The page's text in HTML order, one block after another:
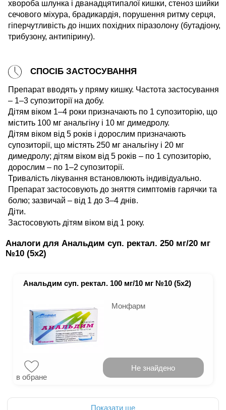
хвороба шлунка і дванадцятипалої кишки, стеноз шийки
сечового міхура, брадикардія, порушення ритму серця,
гіперчутливість до інших похідних піразолону (бутадіону,
трибузону, антипірину).
СПОСІБ ЗАСТОСУВАННЯ
Препарат вводять у пряму кишку. Частота застосування
– 1–3 супозиторії на добу.
Дітям віком 1–4 роки призначають по 1 супозиторію, що
містить 100 мг анальгіну і 10 мг димедролу.
Дітям віком від 5 років і дорослим призначають
супозиторії, що містять 250 мг анальгіну і 20 мг
димедролу; дітям віком від 5 років – по 1 супозиторію,
дорослим – по 1–2 супозиторії.
Тривалість лікування встановлюють індивідуально.
Препарат застосовують до зняття симптомів гарячки та
болю; зазвичай – від 1 до 3–4 днів.
Діти.
Застосовують дітям віком від 1 року.
Аналоги для Анальдим суп. ректал. 250 мг/20 мг
№10 (5х2)
Анальдим суп. ректал. 100 мг/10 мг №10 (5х2)
Монфарм
в обране
Не знайдено
Показати ще